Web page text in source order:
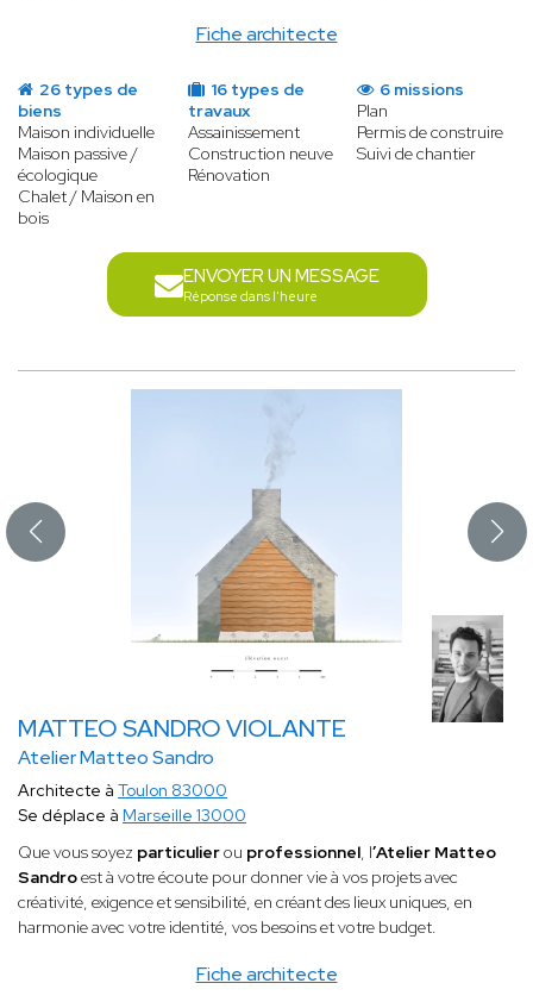
Fiche architecte
26 types de
biens
Maison individuelle
Maison passive /
écologique
Chalet / Maison en
bois
16 types de
travaux
Assainissement
Construction neuve
Rénovation
6 missions
Plan
Permis de construire
Suivi de chantier
ENVOYER UN MESSAGE
Réponse dans l'heure
MATTEO SANDRO VIOLANTE
Atelier Matteo Sandro
Fiche architecte
Architecte à Toulon 83000
Se déplace à Marseille 13000
Que vous soyez particulierou professionnel, l’Atelier Matteo
Sandroest à votre écoute pour donner vie à vos projets avec
créativité, exigence et sensibilité, en créant des lieux uniques, en
harmonie avec votre identité, vos besoins et votre budget.